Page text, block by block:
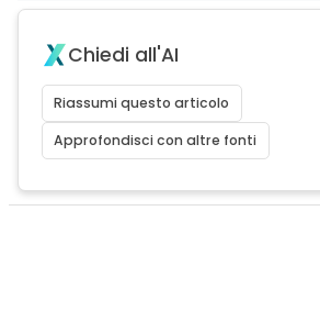
Chiedi all'AI
Riassumi questo articolo
Approfondisci con altre fonti